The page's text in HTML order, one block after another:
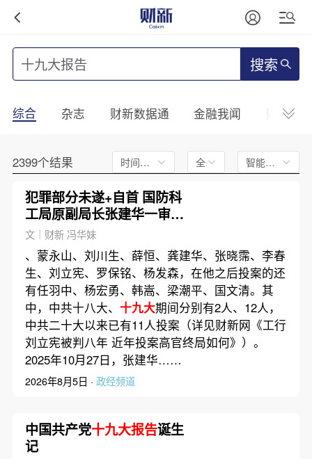
搜索
综合 杂志 财新数据通 金融我闻 财新
2399个结果 时间不限 全文 智能排序
犯罪部分未遂+自首 国防科
工局原副局长张建华一审获
刑10年
文｜财新 冯华妹
、蒙永山、刘川生、薛恒、龚建华、张晓霈、李春
生、刘立宪、罗保铭、杨发森，在他之后投案的还
有任羽中、杨宏勇、韩嵩、梁潮平、国文清。其
中，中共十八大、 十九大期间分别有2人、12人，
中共二十大以来已有11人投案（详见财新网《工行
刘立宪被判八年 近年投案高官终局如何》）。
2025年10月27日，张建华……
2026年8月5日 · 政经频道
中国共产党十九大报告诞生
记